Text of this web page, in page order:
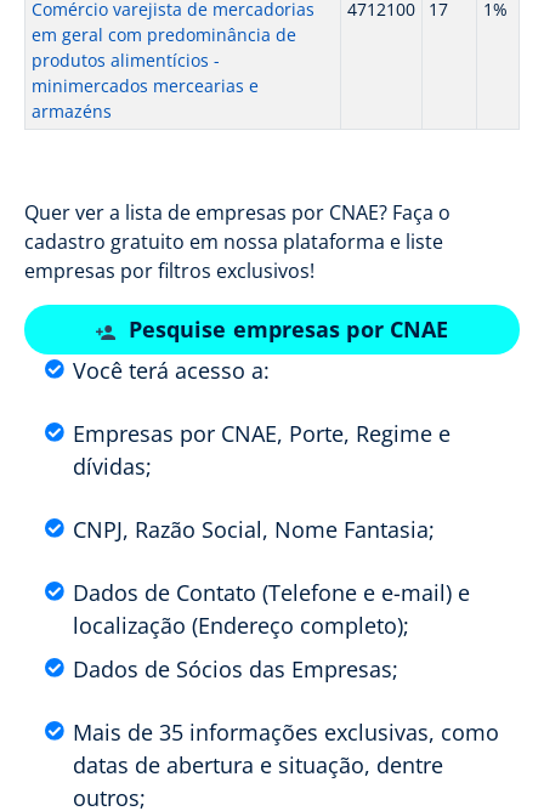
Comércio varejista de mercadorias
em geral com predominância de
produtos alimentícios -
minimercados mercearias e
armazéns
4712100 17 1%
Quer ver a lista de empresas por CNAE? Faça o
cadastro gratuito em nossa plataforma e liste
empresas por filtros exclusivos!
Pesquise empresas por CNAE
Você terá acesso a:
Empresas por CNAE, Porte, Regime e
dívidas;
CNPJ, Razão Social, Nome Fantasia;
Dados de Contato (Telefone e e-mail) e
localização (Endereço completo);
Dados de Sócios das Empresas;
Mais de 35 informações exclusivas, como
datas de abertura e situação, dentre
outros;